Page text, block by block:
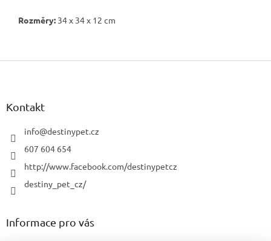
Rozměry: 34 x 34 x 12 cm
Z
Kontakt
info@destinypet.cz
607 604 654
http://www.facebook.com/destinypetcz
destiny_pet_cz/
Informace pro vás